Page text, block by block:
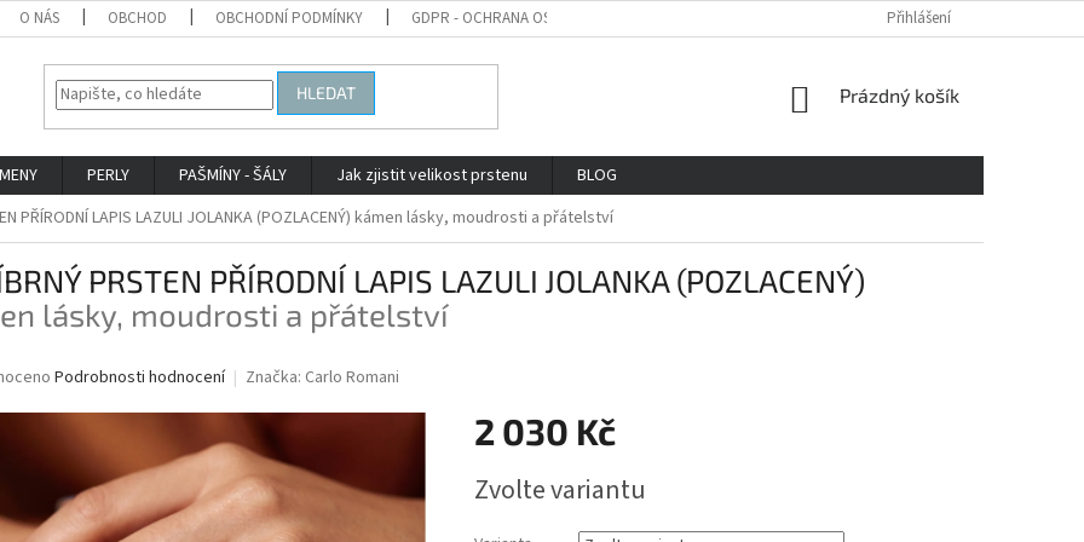
O NÁS OBCHOD OBCHODNÍ PODMÍNKY GDPR - OCHRANA OSOBNÍCH ÚDAJŮ VŠE O NÁKUPU
Přihlášení
HLEDAT
NÁKUPNÍ
Prázdný košík
PERLY PAŠMÍNY - ŠÁLY Jak zjistit velikost prstenu
BLOG
PŘÍRODNÍ LAPIS LAZULI JOLANKA (POZLACENÝ) kámen lásky, moudrosti a přátelství
PRSTEN PŘÍRODNÍ LAPIS LAZULI JOLANKA (POZLACENÝ)
lásky, moudrosti a přátelství
Podrobnosti hodnocení Značka: Carlo Romani
2 030 Kč
cena:
Zvolte variantu